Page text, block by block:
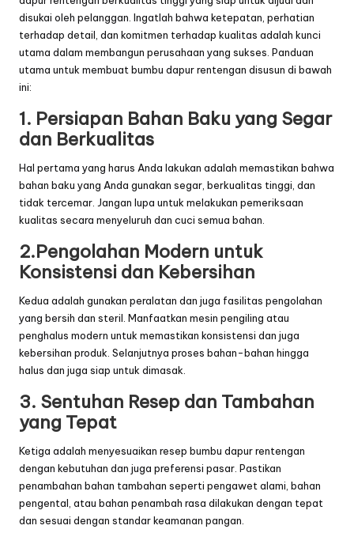
disukai oleh pelanggan. Ingatlah bahwa ketepatan, perhatian
terhadap detail, dan komitmen terhadap kualitas adalah kunci
utama dalam membangun perusahaan yang sukses. Panduan
utama untuk membuat bumbu dapur rentengan disusun di bawah
ini:
1. Persiapan Bahan Baku yang Segar
dan Berkualitas
Hal pertama yang harus Anda lakukan adalah memastikan bahwa
bahan baku yang Anda gunakan segar, berkualitas tinggi, dan
tidak tercemar. Jangan lupa untuk melakukan pemeriksaan
kualitas secara menyeluruh dan cuci semua bahan.
2.Pengolahan Modern untuk
Konsistensi dan Kebersihan
Kedua adalah gunakan peralatan dan juga fasilitas pengolahan
yang bersih dan steril. Manfaatkan mesin pengiling atau
penghalus modern untuk memastikan konsistensi dan juga
kebersihan produk. Selanjutnya proses bahan-bahan hingga
halus dan juga siap untuk dimasak.
3. Sentuhan Resep dan Tambahan
yang Tepat
Ketiga adalah menyesuaikan resep bumbu dapur rentengan
dengan kebutuhan dan juga preferensi pasar. Pastikan
penambahan bahan tambahan seperti pengawet alami, bahan
pengental, atau bahan penambah rasa dilakukan dengan tepat
dan sesuai dengan standar keamanan pangan.